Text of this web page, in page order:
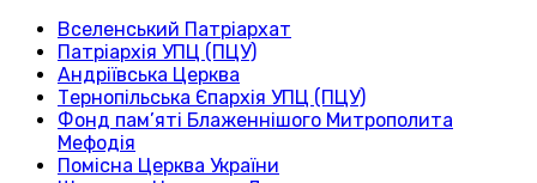
Вселенський Патріархат
Патріархія УПЦ (ПЦУ)
Андріївська Церква
Тернопільська Єпархія УПЦ (ПЦУ)
Фонд пам’яті Блаженнішого Митрополита
Мефодія
Помісна Церква України